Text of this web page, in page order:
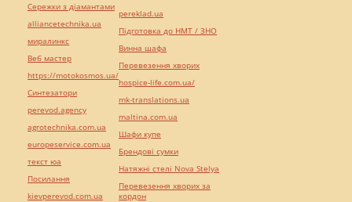
Сережки з діамантами
alliancetechnika.ua
миралинкс
Веб мастер
https://motokosmos.ua/
Синтезатори
perevod.agency
agrotechnika.com.ua
europeservice.com.ua
текст юа
Посилання
kievperevod.com.ua
pereklad.ua
Підготовка до НМТ / ЗНО
Винна шафа
Перевезення хворих
hospice-life.com.ua/
mk-translations.ua
maltina.com.ua
Шафи купе
Брендові сумки
Натяжні стелі Nova Stelya
Перевезення хворих за
кордон